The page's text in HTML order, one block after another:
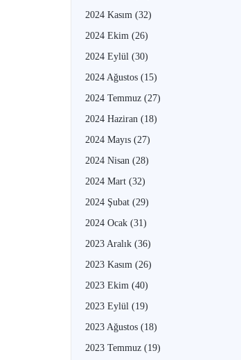
2024 Kasım (32)
2024 Ekim (26)
2024 Eylül (30)
2024 Ağustos (15)
2024 Temmuz (27)
2024 Haziran (18)
2024 Mayıs (27)
2024 Nisan (28)
2024 Mart (32)
2024 Şubat (29)
2024 Ocak (31)
2023 Aralık (36)
2023 Kasım (26)
2023 Ekim (40)
2023 Eylül (19)
2023 Ağustos (18)
2023 Temmuz (19)